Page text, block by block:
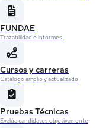
FUNDAE
Trazabilidad e informes
Cursos y carreras
Catálogo amplio y actualizado
Pruebas Técnicas
Evalúa candidatos objetivamente